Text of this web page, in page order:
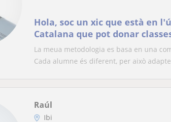
Hola, soc un xic que està en
Catalana que pot donar classes de valencià (Primària-
Eso-Batxillerat).
La meua metodologia es basa en una
Cada alumne és diferent, per això
Raúl
Ibi